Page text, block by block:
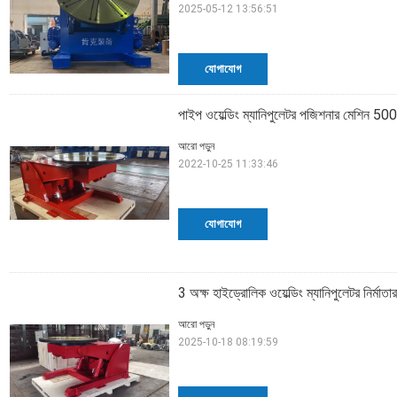
যোগাযোগ
2025-05-12 13:56:51
পাইপ ওয়েল্ডিং ম্যানিপুলেটর পজিশনার মেশিন
যোগাযোগ
আরো পড়ুন
2022-10-25 11:33:46
3 অক্ষ হাইড্রোলিক ওয়েল্ডিং ম্যানিপুলেটর
আরো পড়ুন
2025-10-18 08:19:59